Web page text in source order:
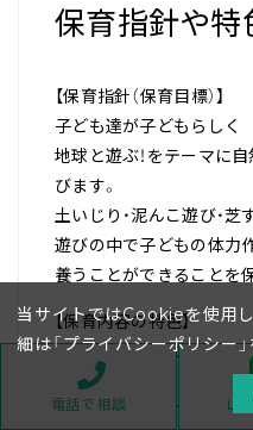
保育指針や特
【保育指針（保育目標）】
子ども達が子どもらしく
地球と遊ぶ！をテーマに
びます。
土いじり・泥んこ遊び・芝す
遊びの中で子どもの体力
養うことができることを
【保育内容の特色】
遊びの中で、子ども達は
せます。
木登り一つにしても、手
電話で相談
当サイトではCookieを使用
細は「プライバシーポリシー